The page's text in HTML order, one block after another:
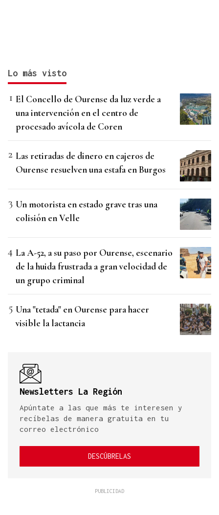
Lo más visto
El Concello de Ourense da luz verde a
una intervención en el centro de
procesado avícola de Coren
Las retiradas de dinero en cajeros de
Ourense resuelven una estafa en Burgos
Un motorista en estado grave tras una
colisión en Velle
La A-52, a su paso por Ourense, escenario
de la huida frustrada a gran velocidad de
un grupo criminal
Una "tetada" en Ourense para hacer
visible la lactancia
Newsletters La Región
Apúntate a las que más te interesen y
recíbelas de manera gratuita en tu
correo electrónico
DESCÚBRELAS